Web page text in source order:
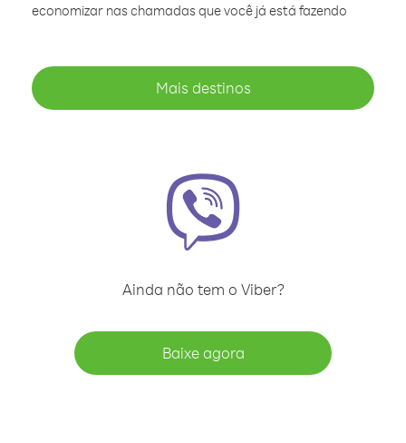
economizar nas chamadas que você já está fazendo
Mais destinos
Ainda não tem o Viber?
Baixe agora